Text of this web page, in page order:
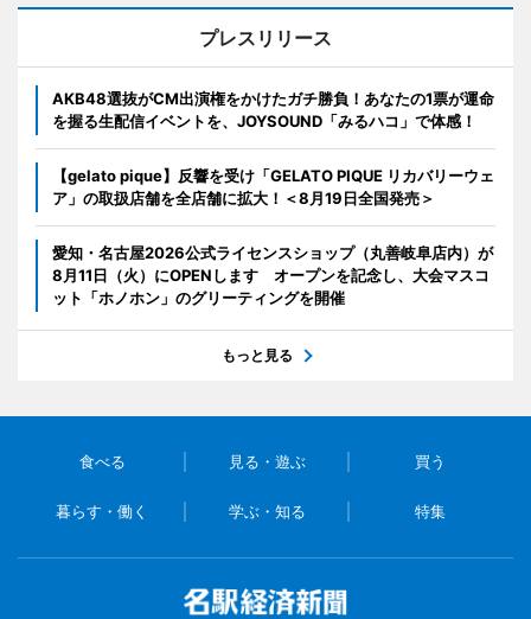
プレスリリース
AKB48選抜がCM出演権をかけたガチ勝負！あなたの1票が運命
を握る生配信イベントを、JOYSOUND「みるハコ」で体感！
【gelato pique】反響を受け「GELATO PIQUE リカバリーウェ
ア」の取扱店舗を全店舗に拡大！＜8月19日全国発売＞
愛知・名古屋2026公式ライセンスショップ（丸善岐阜店内）が
8月11日（火）にOPENします オープンを記念し、大会マスコ
ット「ホノホン」のグリーティングを開催
もっと見る
食べる 見る・遊ぶ 買う
暮らす・働く 学ぶ・知る 特集